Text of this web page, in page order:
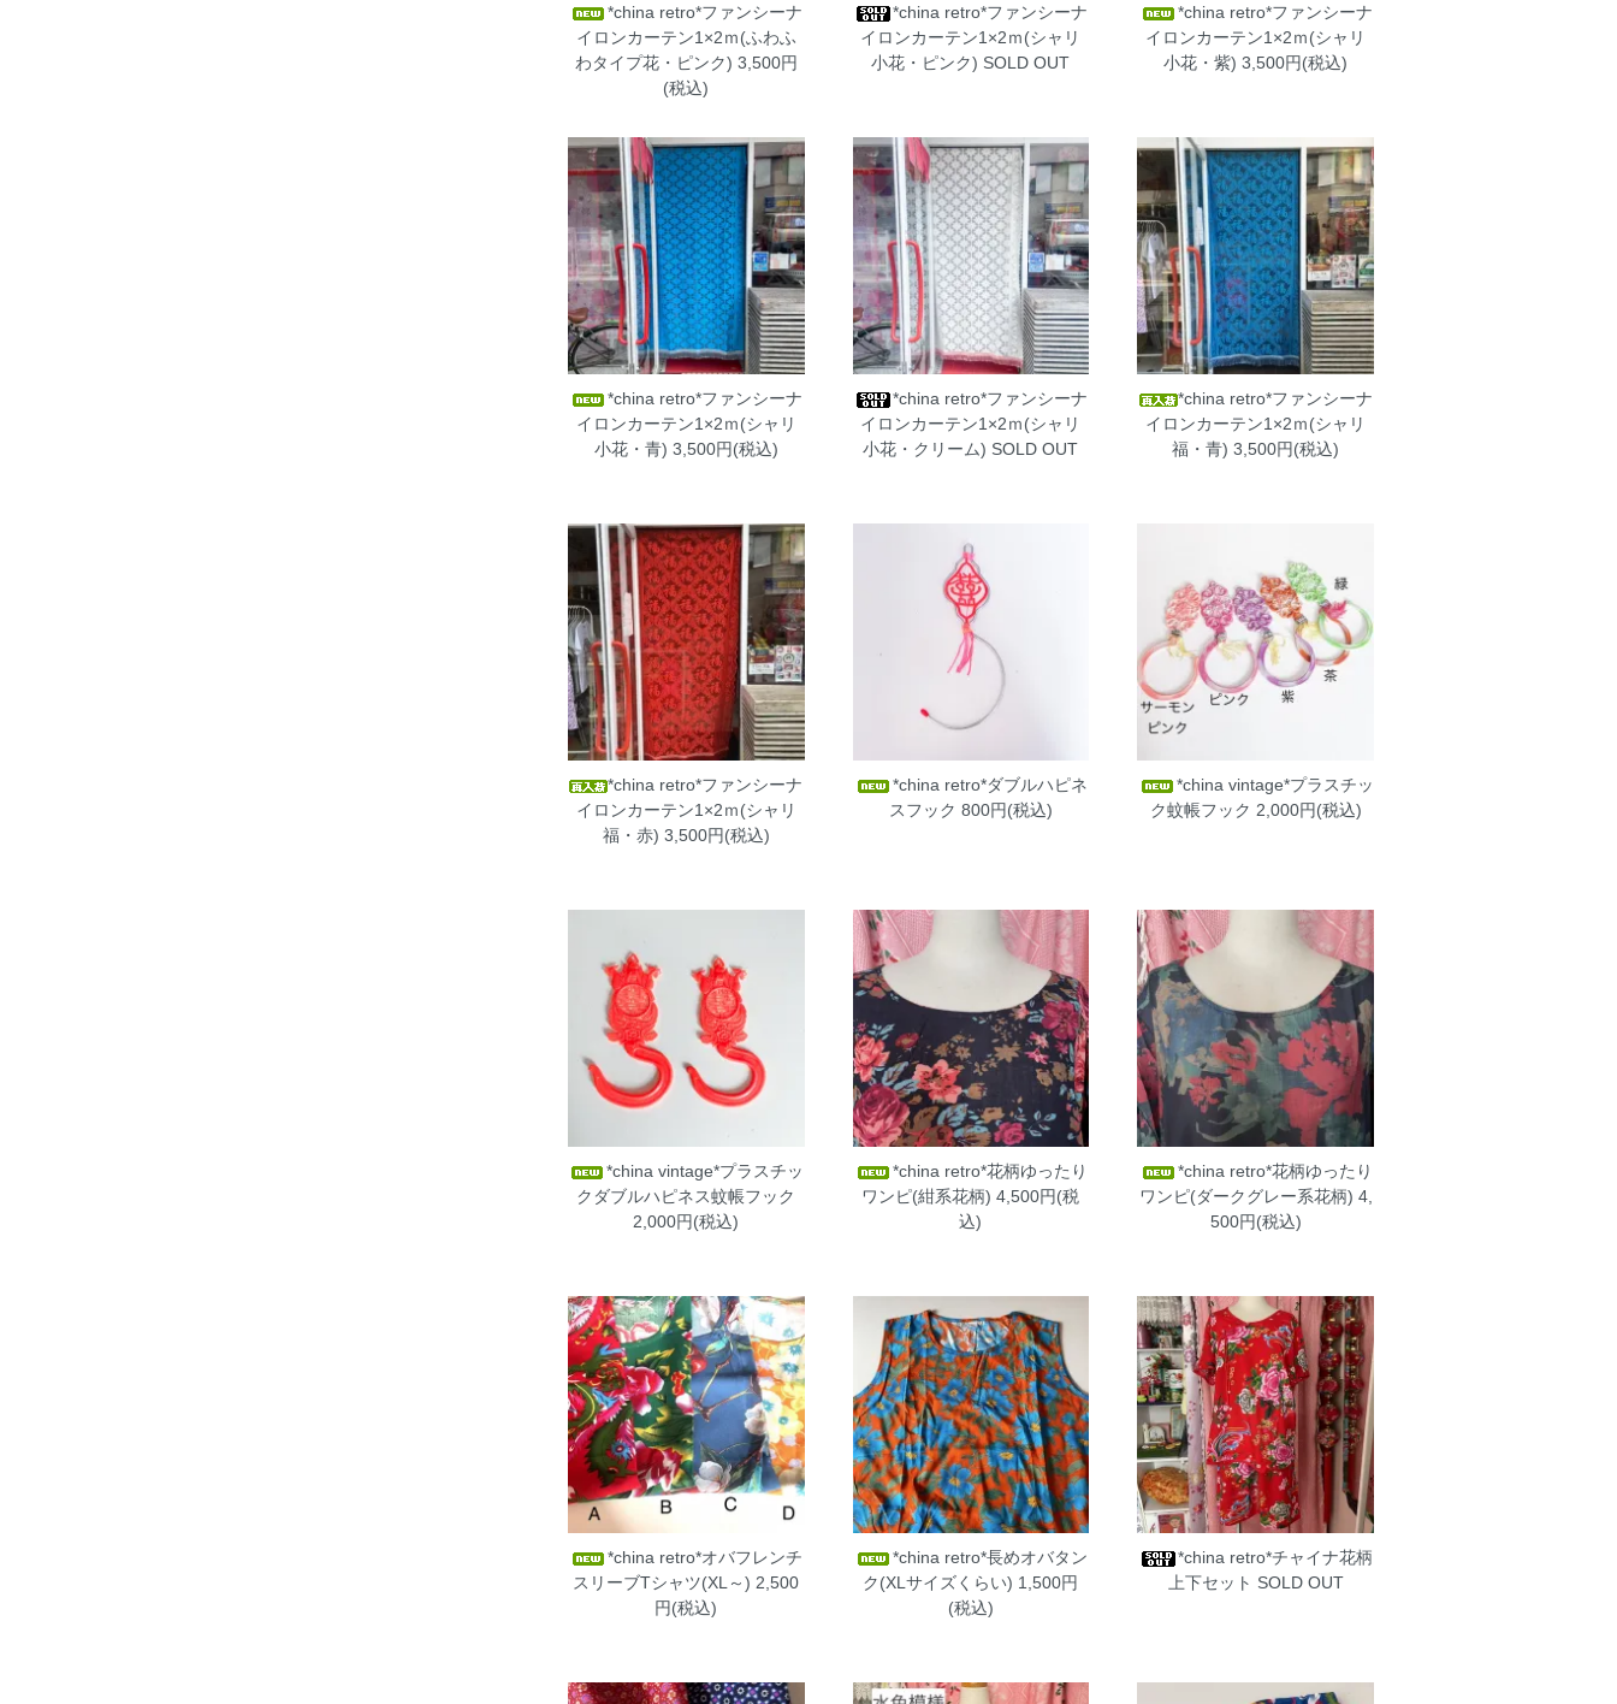
*china retro*ファンシーナ
イロンカーテン1×2ｍ(ふわふ
わタイプ花・ピンク) 3,500円
(税込)
*china retro*ファンシーナ
イロンカーテン1×2ｍ(シャリ
小花・ピンク) SOLD OUT
*china retro*ファンシーナ
イロンカーテン1×2ｍ(シャリ
小花・紫) 3,500円(税込)
*china retro*ファンシーナ
イロンカーテン1×2ｍ(シャリ
小花・青) 3,500円(税込)
*china retro*ファンシーナ
イロンカーテン1×2ｍ(シャリ
小花・クリーム) SOLD OUT
*china retro*ファンシーナ
イロンカーテン1×2ｍ(シャリ
福・青) 3,500円(税込)
*china retro*ファンシーナ
イロンカーテン1×2ｍ(シャリ
福・赤) 3,500円(税込)
*china retro*ダブルハピネ
スフック 800円(税込)
*china vintage*プラスチッ
ク蚊帳フック 2,000円(税込)
*china vintage*プラスチッ
クダブルハピネス蚊帳フック
2,000円(税込)
*china retro*花柄ゆったり
ワンピ(紺系花柄) 4,500円(税
込)
*china retro*花柄ゆったり
ワンピ(ダークグレー系花柄) 4,
500円(税込)
*china retro*オバフレンチ
スリーブTシャツ(XL～) 2,500
円(税込)
*china retro*長めオバタン
ク(XLサイズくらい) 1,500円
(税込)
*china retro*チャイナ花柄
上下セット SOLD OUT